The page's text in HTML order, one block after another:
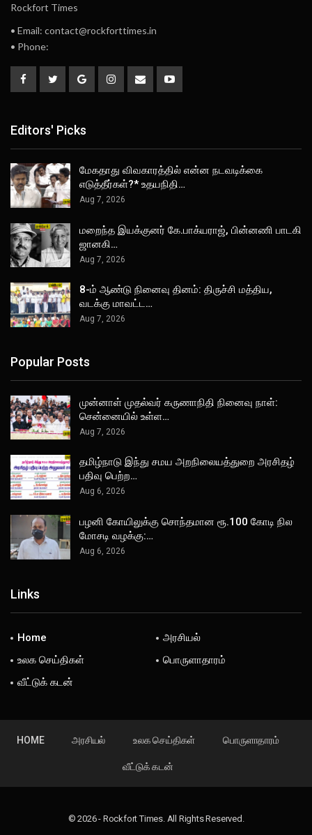
Rockfort Times
• Email: contact@rockforttimes.in
• Phone:
Editors' Picks
மேகதாது விவகாரத்தில் என்ன நடவடிக்கை
எடுத்தீர்கள்?* உதயநிதி…
Aug 7, 2026
மறைந்த இயக்குனர் கே.பாக்யராஜ், பின்னணி பாடகி
ஜானகி…
Aug 7, 2026
8-ம் ஆண்டு நினைவு தினம்: திருச்சி மத்திய,
வடக்கு மாவட்ட…
Aug 7, 2026
Popular Posts
முன்னாள் முதல்வர் கருணாநிதி நினைவு நாள்:
சென்னையில் உள்ள…
Aug 7, 2026
தமிழ்நாடு இந்து சமய அறநிலையத்துறை அரசிதழ்
பதிவு பெற்ற…
Aug 6, 2026
பழனி கோயிலுக்கு சொந்தமான ரூ.100 கோடி நில
மோசடி வழக்கு:…
Aug 6, 2026
Links
Home
அரசியல்
உலக செய்திகள்
பொருளாதாரம்
வீட்டுக் கடன்
HOME அரசியல் உலக செய்திகள் பொருளாதாரம்
வீட்டுக் கடன்
© 2026 - Rockfort Times. All Rights Reserved.